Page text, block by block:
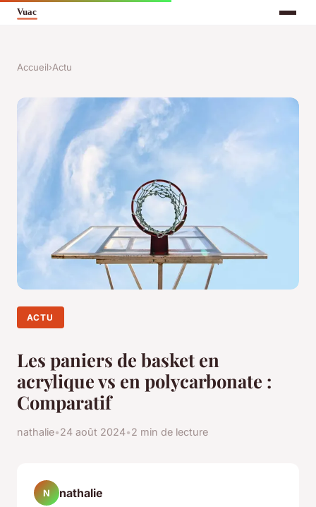
Accueil›Actu
ACTU
Les paniers de basket en
acrylique vs en polycarbonate :
Comparatif
nathalie•24 août 2024•2 min de lecture
N nathalie